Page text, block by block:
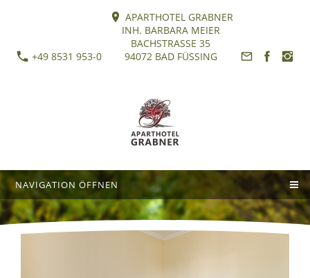
+49 8531 953-0
APARTHOTEL GRABNER
INH. BARBARA MEIER
BACHSTRASSE 35
94072 BAD FÜSSING
NAVIGATION ÖFFNEN